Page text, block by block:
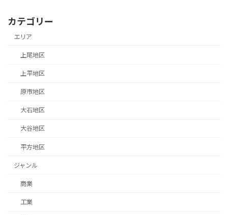
カテゴリー
エリア
上尾地区
上平地区
原市地区
大石地区
大谷地区
平方地区
ジャンル
商業
工業